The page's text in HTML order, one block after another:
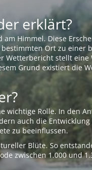
erklärt?
Himmel. Diese
Ort zu einer
Wetterbericht stellt
Grund existiert die
Rolle. In den
auch die
zu beeinflussen.
Blüte. So
zwischen 1.000 und